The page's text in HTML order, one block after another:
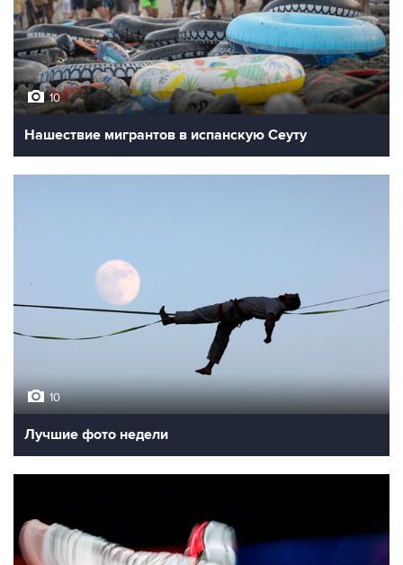
10
Нашествие мигрантов в испанскую Сеуту
10
Лучшие фото недели